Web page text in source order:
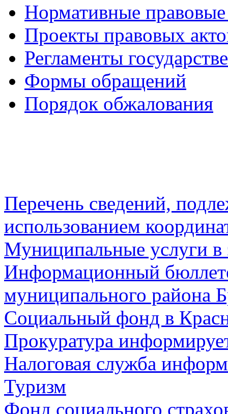
Нормативные
Проекты правовых
Регламенты
Формы обращений
Порядок обжалования
Перечень сведений,
использованием
Муниципальные услуги в
Информационный
муниципального района
Социальный фонд в
Прокуратура
Налоговая служба
Туризм
Фонд социального